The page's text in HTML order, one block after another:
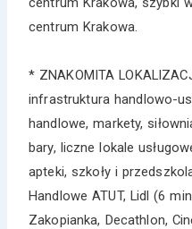
centrum Krakowa.
* ZNAKOMITA
infrastruktura handlowo-
handlowe, markety,
bary, liczne lokale
apteki, szkoły i
Handlowe ATUT, Lidl (6
Zakopianka, Decathlon,